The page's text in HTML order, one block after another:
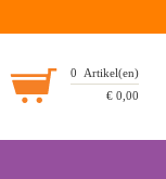
0 Artikel(en)
€ 0,00